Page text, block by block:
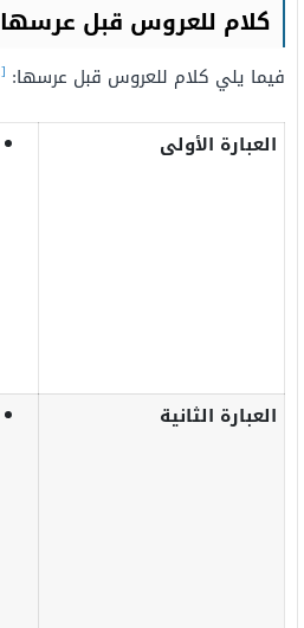
كلام للعروس قبل عرسها
فيما يلي كلام للعروس قبل عرسها: [1]
العبارة الأولى
العبارة الثانية